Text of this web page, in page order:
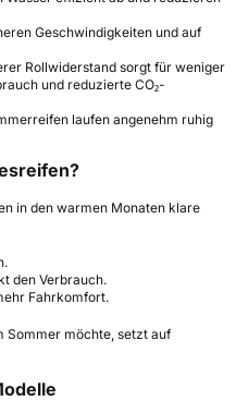
Geschwindigkeiten und auf
Rollwiderstand sorgt für weniger
und reduzierte CO₂-
laufen angenehm ruhig
in den warmen Monaten klare
den Verbrauch.
Fahrkomfort.
Sommer möchte, setzt auf